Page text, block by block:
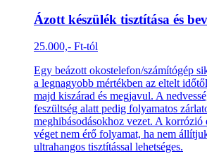
Ázott készülék tisztítása és
25.000,- Ft-tól
Egy beázott okostelefon/számítógép
a legnagyobb mértékben az eltelt
majd kiszárad és megjavul. A
feszültség alatt pedig folyamatos
meghibásodásokhoz vezet. A korrózió
véget nem érő folyamat, ha nem
ultrahangos tisztítással lehetséges.